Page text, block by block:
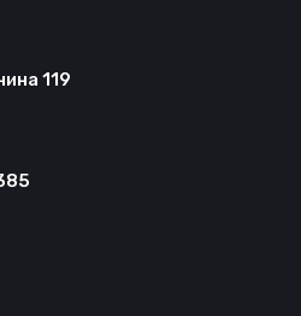
119